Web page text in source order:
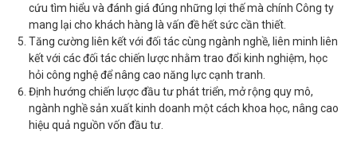
cứu tìm hiểu và đánh giá đúng những lợi thế mà chính Công ty
mang lại cho khách hàng là vấn đề hết sức cần thiết.
Tăng cường liên kết với đối tác cùng ngành nghề, liên minh liên
kết với các đối tác chiến lược nhằm trao đổi kinh nghiệm, học
hỏi công nghệ để nâng cao năng lực cạnh tranh.
Định hướng chiến lược đầu tư phát triển, mở rộng quy mô,
ngành nghề sản xuất kinh doanh một cách khoa học, nâng cao
hiệu quả nguồn vốn đầu tư.